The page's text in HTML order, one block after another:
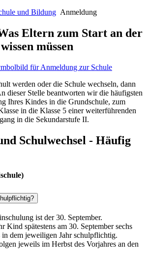
und Bildung Anmeldung
Eltern zum Start an der
müssen
werden oder die Schule wechseln, dann
dieser Stelle beantworten wir die häufigsten
Ihres Kindes in die Grundschule, zum
in die Klasse 5 einer weiterführenden
in die Sekundarstufe II.
Schulwechsel - Häufig
ist der 30. September.
Kind spätestens am 30. September sechs
dem jeweiligen Jahr schulpflichtig.
jeweils im Herbst des Vorjahres an den